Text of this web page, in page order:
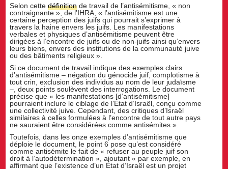
Selon cettedéfinition de travail de l’antisémitisme, « non
contraignante », de l’IHRA, « l’antisémitisme est une
certaine perception des juifs qui pourrait s’exprimer à
travers la haine envers les juifs. Les manifestations
verbales et physiques d’antisémitisme peuvent être
dirigées à l’encontre de juifs ou de non-juifs ainsi qu’envers
leurs biens, envers des institutions de la communauté juive
ou des bâtiments religieux ».
Si ce document de travail indique des exemples clairs
d’antisémitisme – négation du génocide juif, complotisme à
tout crin, exclusion des individus au nom de leur judaïsme
–, deux points soulèvent des interrogations. Le document
précise que « les manifestations [d’antisémitisme]
pourraient inclure le ciblage de l’État d’Israël, conçu comme
une collectivité juive. Cependant, des critiques d’Israël
similaires à celles formulées à l’encontre de tout autre pays
ne sauraient être considérées comme antisémites ».
Toutefois, dans les onze exemples d’antisémitisme que
déploie le document, le point 6 pose qu’est considéré
comme antisémite le fait de « refuser au peuple juif son
droit à l’autodétermination », ajoutant « par exemple, en
affirmant que l’existence d’un État d’Israël est un projet